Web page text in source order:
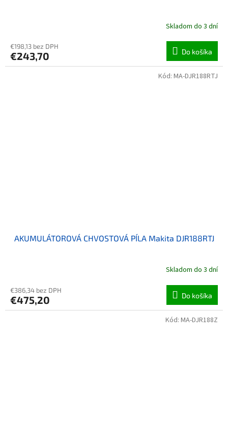
Skladom do 3 dní
€198,13 bez DPH
€243,70 Do košíka
AKUMULÁTOROVÁ CHVOSTOVÁ PÍLA Makita DJR188RTJ
Skladom do 3 dní
€386,34 bez DPH
€475,20 Do košíka
Kód: MA-DJR188RTJ
Kód: MA-DJR188Z